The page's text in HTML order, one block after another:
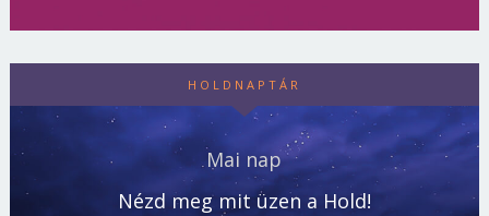
HOLDNAPTÁR
Mai nap
Nézd meg mit üzen a Hold!